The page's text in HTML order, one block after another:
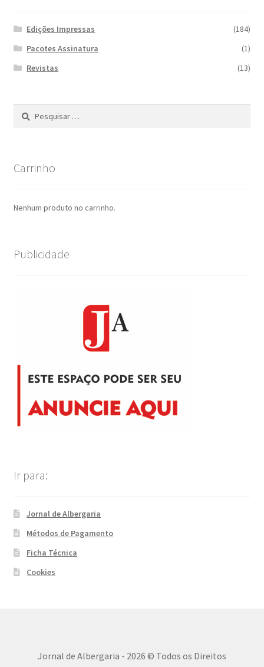
Edições Impressas
(184)
Pacotes Assinatura
(1)
Revistas
(13)
Pesquisar
Carrinho
Nenhum produto no carrinho.
Publicidade
Ir para:
Jornal de Albergaria
Métodos de Pagamento
Ficha Técnica
Cookies
Jornal de Albergaria - 2026 © Todos os Direitos